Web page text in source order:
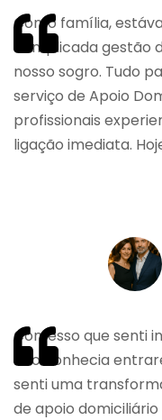
Como família,
complicada gestão
nosso sogro. Tudo
serviço de Apoio
profissionais
ligação imediata.
Confesso que senti
não conhecia
senti uma
de apoio